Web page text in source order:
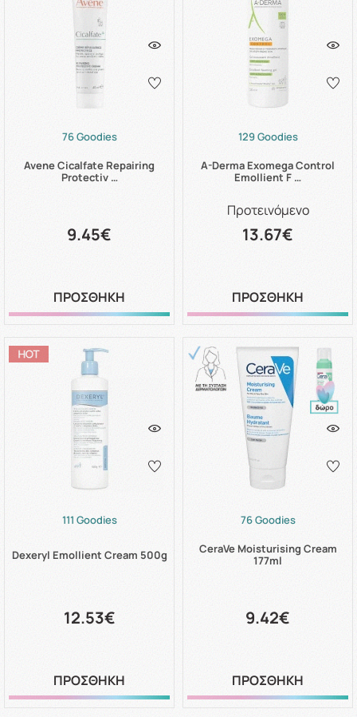
76 Goodies
Avene Cicalfate Repairing
Protectiv …
9.45€
ΠΡΟΣΘΗΚΗ
129 Goodies
A-Derma Exomega Control
Emollient F …
Προτεινόμενο
13.67€
ΠΡΟΣΘΗΚΗ
111 Goodies
Dexeryl Emollient Cream 500g
12.53€
ΠΡΟΣΘΗΚΗ
76 Goodies
CeraVe Moisturising Cream
177ml
9.42€
ΠΡΟΣΘΗΚΗ